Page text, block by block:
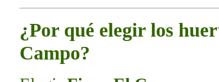
¿Por qué elegir los
Campo?